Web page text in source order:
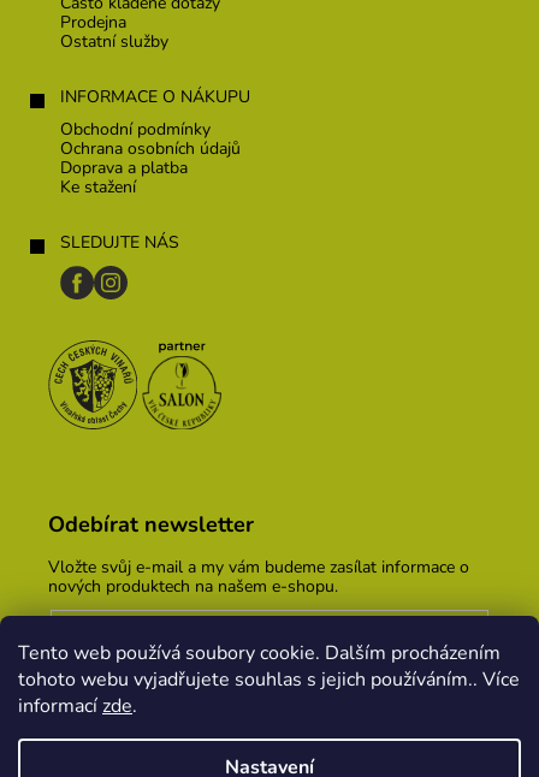
Tento web používá soubory cookie. Dalším procházením
tohoto webu vyjadřujete souhlas s jejich používáním.. Více
informacízde.
Nastavení
Prodejna
Ostatní služby
INFORMACE O NÁKUPU
Obchodní podmínky
Ochrana osobních údajů
Doprava a platba
Ke stažení
SLEDUJTE NÁS
Odebírat newsletter
Vložte svůj e-mail a my vám budeme zasílat informace o
nových produktech na našem e-shopu.
Vložením e-mailu souhlasíte spodmínkami ochrany
osobních údajů
PŘIHLÁSIT SE